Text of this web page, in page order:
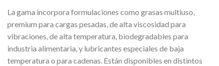
La gama incorpora formulaciones como grasas multiuso,
premium para cargas pesadas, de alta viscosidad para
vibraciones, de alta temperatura, biodegradables para
industria alimentaria, y lubricantes especiales de baja
temperatura o para cadenas. Están disponibles en distintos